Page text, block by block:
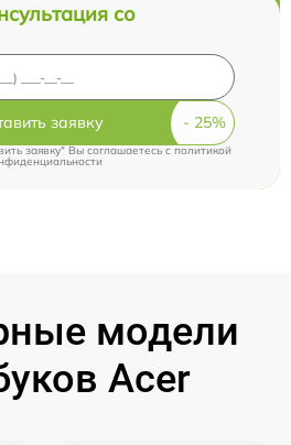
со
заявку
заявку" Вы соглашаетесь cполитикой
модели
Acer